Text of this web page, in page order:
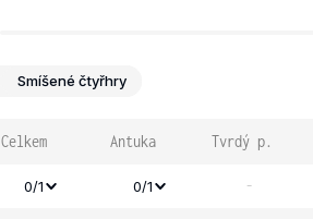
Smíšené čtyřhry
Celkem Antuka Tvrdý p.
0/1 0/1 -